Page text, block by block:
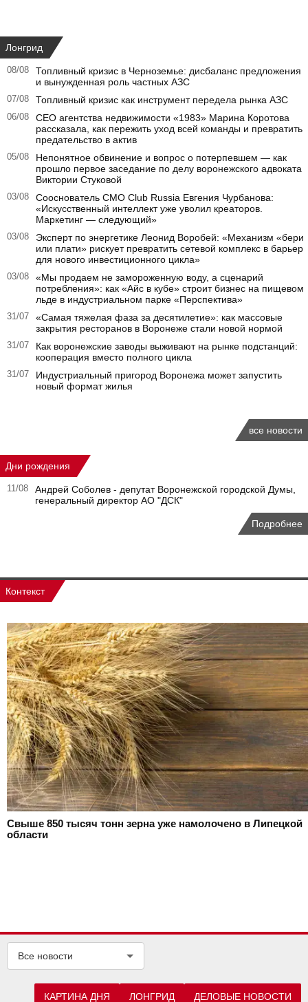
Лонгрид
08/08
Топливный кризис в Черноземье: дисбаланс предложения
и вынужденная роль частных АЗС
07/08 Топливный кризис как инструмент передела рынка АЗС
06/08
CEO агентства недвижимости «1983» Марина Коротова
рассказала, как пережить уход всей команды и превратить
предательство в актив
05/08
Непонятное обвинение и вопрос о потерпевшем — как
прошло первое заседание по делу воронежского адвоката
Виктории Стуковой
03/08
Сооснователь CMO Club Russia Евгения Чурбанова:
«Искусственный интеллект уже уволил креаторов.
Маркетинг — следующий»
03/08
Эксперт по энергетике Леонид Воробей: «Механизм «бери
или плати» рискует превратить сетевой комплекс в барьер
для нового инвестиционного цикла»
03/08
«Мы продаем не замороженную воду, а сценарий
потребления»: как «Айс в кубе» строит бизнес на пищевом
льде в индустриальном парке «Перспектива»
31/07
«Самая тяжелая фаза за десятилетие»: как массовые
закрытия ресторанов в Воронеже стали новой нормой
31/07
Как воронежские заводы выживают на рынке подстанций:
кооперация вместо полного цикла
31/07
Индустриальный пригород Воронежа может запустить
новый формат жилья
все новости
Дни рождения
11/08
Андрей Соболев - депутат Воронежской городской Думы,
генеральный директор АО "ДСК"
Подробнее
Контекст
Свыше 850 тысяч тонн зерна уже намолочено в Липецкой
области
Все новости
КАРТИНА ДНЯ ЛОНГРИД ДЕЛОВЫЕ НОВОСТИ